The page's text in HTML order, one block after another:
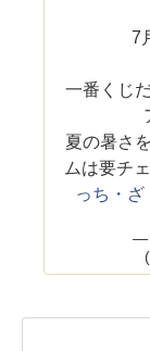
7
一番くじ
夏の暑さ
ムは要チ
っち・ざ
—